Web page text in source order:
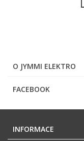
O JYMMI ELEKTRO
FACEBOOK
INFORMACE